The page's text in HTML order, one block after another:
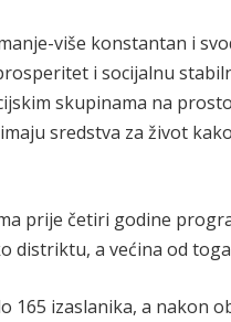
više konstantan i
i socijalnu
skupinama na
sredstva za život
prije četiri godine
distriktu, a većina od
165 izaslanika, a nakon